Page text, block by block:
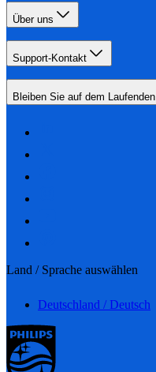
Über uns
Support-Kontakt
Bleiben Sie auf dem Laufenden
Land / Sprache auswählen
Deutschland / Deutsch